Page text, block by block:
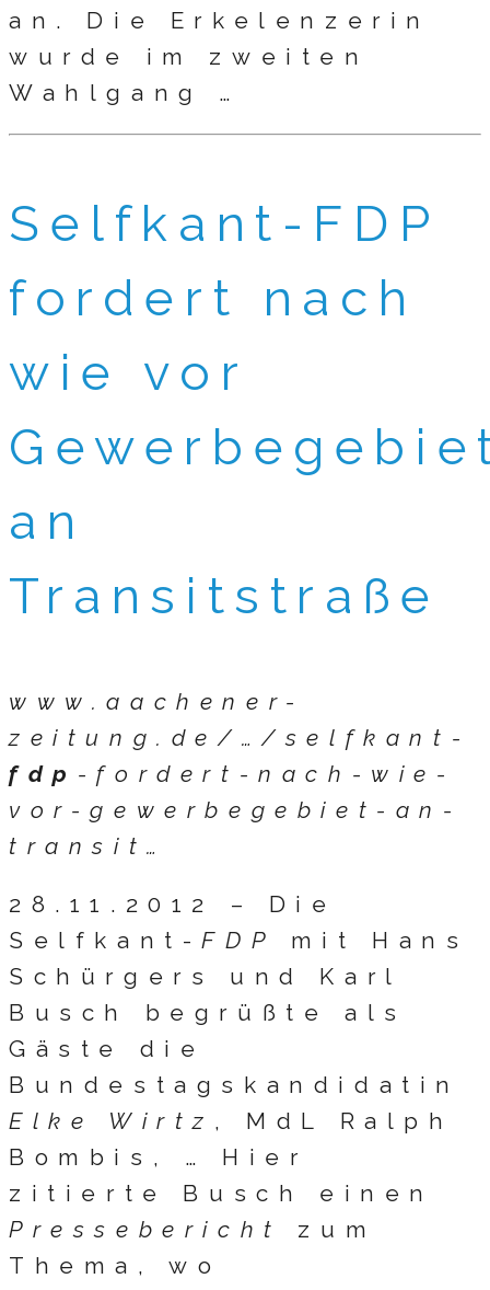
an. Die Erkelenzerin
wurde im zweiten
Wahlgang …
Selfkant-FDP
fordert nach
wie vor
an
Transitstraße
www.aachener-
zeitung.de/…/selfkant-
fdp -fordert-nach-wie-
vor-gewerbegebiet-an-
transit…
28.11.2012 – Die
Selfkant-FDP
mit Hans
Schürgers und Karl
Busch begrüßte als
Gäste die
Bundestagskandidatin
Elke Wirtz , MdL Ralph
Bombis, … Hier
zitierte Busch einen
Pressebericht
zum
Thema, wo